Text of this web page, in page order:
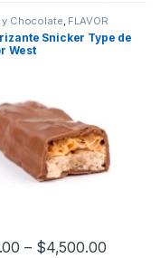
y Chocolate, FLAVOR
,Sabor a Dulce y
,Saborizantes
Snicker Type de
West
– $4,500.00